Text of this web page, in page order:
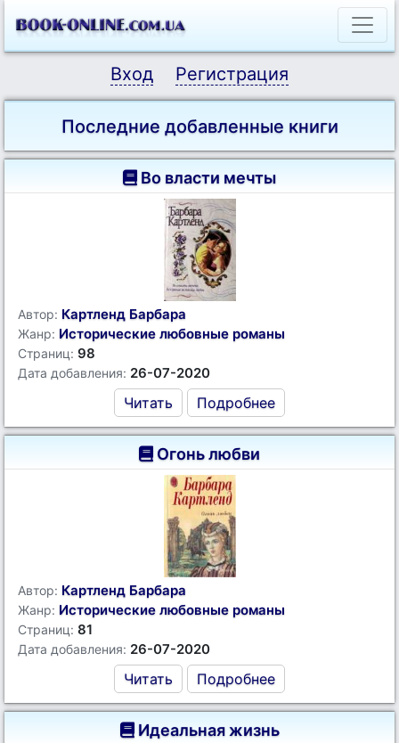
Вход Регистрация
Последние добавленные книги
Во власти мечты
Автор: Картленд Барбара
Жанр: Исторические любовные романы
Страниц: 98
Дата добавления: 26-07-2020
Читать Подробнее
Огонь любви
Автор: Картленд Барбара
Жанр: Исторические любовные романы
Страниц: 81
Дата добавления: 26-07-2020
Читать Подробнее
Идеальная жизнь